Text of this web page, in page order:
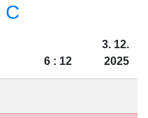
C
6 : 12
3. 12.
2025